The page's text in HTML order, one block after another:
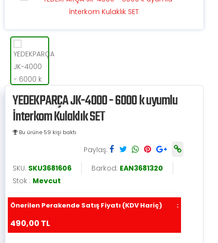
YEDEKPARÇA JK-4000 - 6000 k uyumlu
İnterkom Kulaklık SET
Bu ürüne 59 kişi baktı
Paylaş:
SKU: SKU3681606 Barkod: EAN3681320
Stok : Mevcut
Önerilen Perakende Satış Fiyatı (KDV Hariç) :
490,00 TL